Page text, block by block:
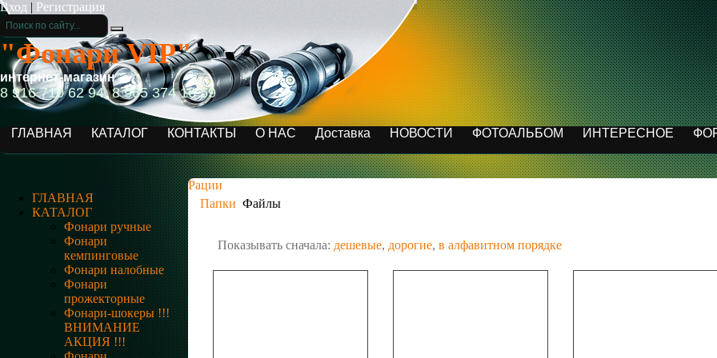
Вход | Регистрация
"Фонари VIP"
интернет-магазин
8 916 710 62 94, 8 965 374 16 59
ГЛАВНАЯ КАТАЛОГ КОНТАКТЫ О НАС Доставка НОВОСТИ ФОТОАЛЬБОМ ИНТЕРЕСНОЕ
ГЛАВНАЯ
КАТАЛОГ
Фонари ручные
Фонари
кемпинговые
Фонари налобные
Фонари
прожекторные
Фонари-шокеры !!!
ВНИМАНИЕ
АКЦИЯ !!!
Рации
Папки Файлы
Показывать сначала: дешевые, дорогие, в алфавитном порядке